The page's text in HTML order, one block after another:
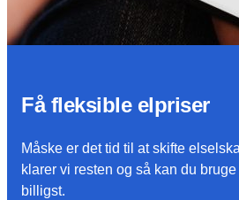
Få fleksible elpriser
Måske er det tid til at skifte
klarer vi resten og så kan du
billigst.